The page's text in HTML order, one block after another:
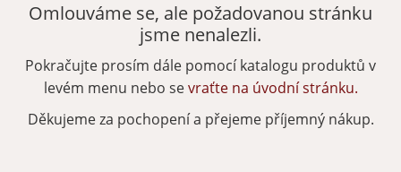
Přihlásit
Zapomenuté heslo Nová registrace
Omlouváme se, ale požadovanou stránku
jsme nenalezli.
Pokračujte prosím dále pomocí katalogu produktů v
levém menu nebo sevraťte na úvodní stránku.
Děkujeme za pochopení a přejeme příjemný nákup.